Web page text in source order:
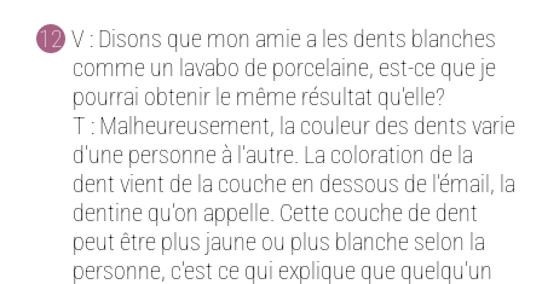
V : Disons que mon amie a les dents blanches
comme un lavabo de porcelaine, est-ce que je
pourrai obtenir le même résultat qu’elle?
T : Malheureusement, la couleur des dents varie
d’une personne à l’autre. La coloration de la
dent vient de la couche en dessous de l’émail, la
dentine qu’on appelle. Cette couche de dent
peut être plus jaune ou plus blanche selon la
personne, c’est ce qui explique que quelqu’un